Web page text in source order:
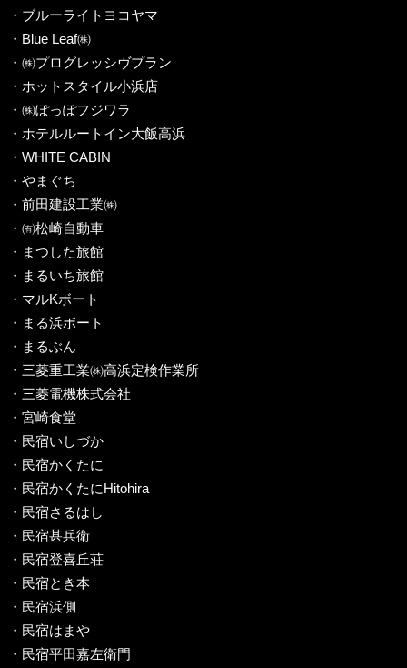
・ブルーライトヨコヤマ
・Blue Leaf㈱
・㈱プログレッシヴプラン
・ホットスタイル小浜店
・㈱ぽっぽフジワラ
・ホテルルートイン大飯高浜
・WHITE CABIN
・やまぐち
・前田建設工業㈱
・㈲松崎自動車
・まつした旅館
・まるいち旅館
・マルKボート
・まる浜ボート
・まるぶん
・三菱重工業㈱高浜定検作業所
・三菱電機株式会社
・宮崎食堂
・民宿いしづか
・民宿かくたに
・民宿かくたにHitohira
・民宿さるはし
・民宿甚兵衛
・民宿登喜丘荘
・民宿とき本
・民宿浜側
・民宿はまや
・民宿平田嘉左衛門